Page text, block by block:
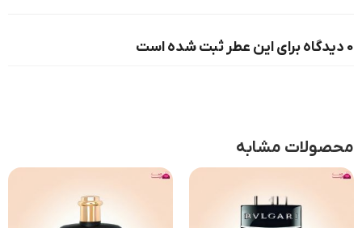
0 دیدگاه برای این عطر ثبت شده است
محصولات مشابه